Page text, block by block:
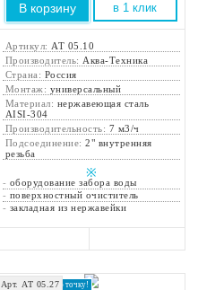
В корзину в 1 клик
Артикул: АТ 05.10
Производитель: Аква-Техника
Страна: Россия
Монтаж: универсальный
Материал: нержавеющая сталь
AISI-304
Производительность: 7 м3/ч
Подсоединение:2" внутренняя
резьба
※
- оборудование забора воды
- поверхностный очиститель
- закладная из нержавейки
Доставка в любую точку!
Арт. АТ 05.27